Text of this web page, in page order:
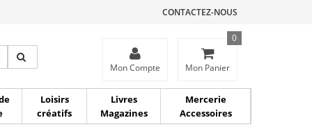
CONTACTEZ-NOUS
Mon Compte Mon Panier
0
Loisirs
créatifs
Livres
Magazines
Mercerie
Accessoires